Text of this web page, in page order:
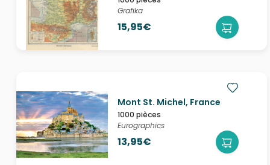
Grafika
15,95€
Mont St. Michel, France
1000 pièces
Eurographics
13,95€